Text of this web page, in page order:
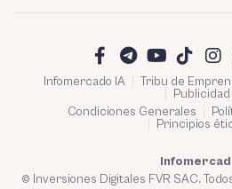
Infomercado IA Tribu de
Publicidad
Condiciones Generales
Principios
© Inversiones Digitales FVR SAC.